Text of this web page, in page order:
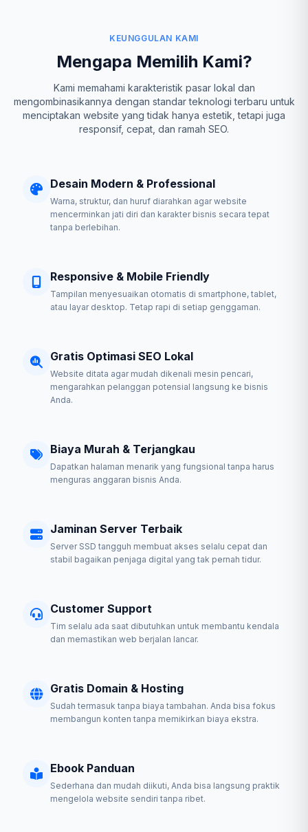
KEUNGGULAN KAMI
Mengapa Memilih Kami?
Kami memahami karakteristik pasar lokal dan
mengombinasikannya dengan standar teknologi terbaru untuk
menciptakan website yang tidak hanya estetik, tetapi juga
responsif, cepat, dan ramah SEO.
Desain Modern & Professional
Warna, struktur, dan huruf diarahkan agar website
mencerminkan jati diri dan karakter bisnis secara tepat
tanpa berlebihan.
Responsive & Mobile Friendly
Tampilan menyesuaikan otomatis di smartphone, tablet,
atau layar desktop. Tetap rapi di setiap genggaman.
Gratis Optimasi SEO Lokal
Website ditata agar mudah dikenali mesin pencari,
mengarahkan pelanggan potensial langsung ke bisnis
Anda.
Biaya Murah & Terjangkau
Dapatkan halaman menarik yang fungsional tanpa harus
menguras anggaran bisnis Anda.
Jaminan Server Terbaik
Server SSD tangguh membuat akses selalu cepat dan
stabil bagaikan penjaga digital yang tak pernah tidur.
Customer Support
Tim selalu ada saat dibutuhkan untuk membantu kendala
dan memastikan web berjalan lancar.
Gratis Domain & Hosting
Sudah termasuk tanpa biaya tambahan. Anda bisa fokus
membangun konten tanpa memikirkan biaya ekstra.
Ebook Panduan
Sederhana dan mudah diikuti, Anda bisa langsung praktik
mengelola website sendiri tanpa ribet.